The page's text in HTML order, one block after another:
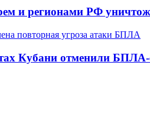
и регионами РФ
Кубани отменили БПЛА-